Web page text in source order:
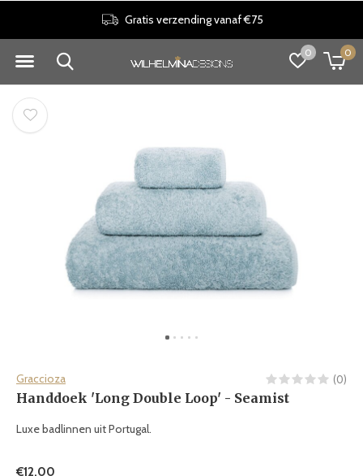
0 0
Gratis verzending vanaf €75
Graccioza (0)
Handdoek 'Long Double Loop' - Seamist
Luxe badlinnen uit Portugal.
€12,00